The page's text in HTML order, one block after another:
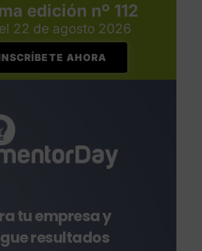
edición nº 112
22 de agosto 2026
AHORA
tu empresa y
resultados